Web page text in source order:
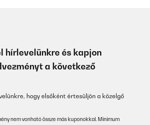
hírlevelünkre és kapjon
a következő
hogy elsőként értesüljön a közelgő
nem vonható össze más kuponokkal. Minimum